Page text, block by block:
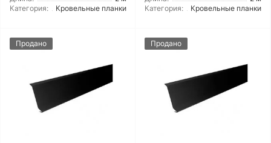
Категория:
Кровельные планки
Категория:
Кровельные планки
Продано Продано